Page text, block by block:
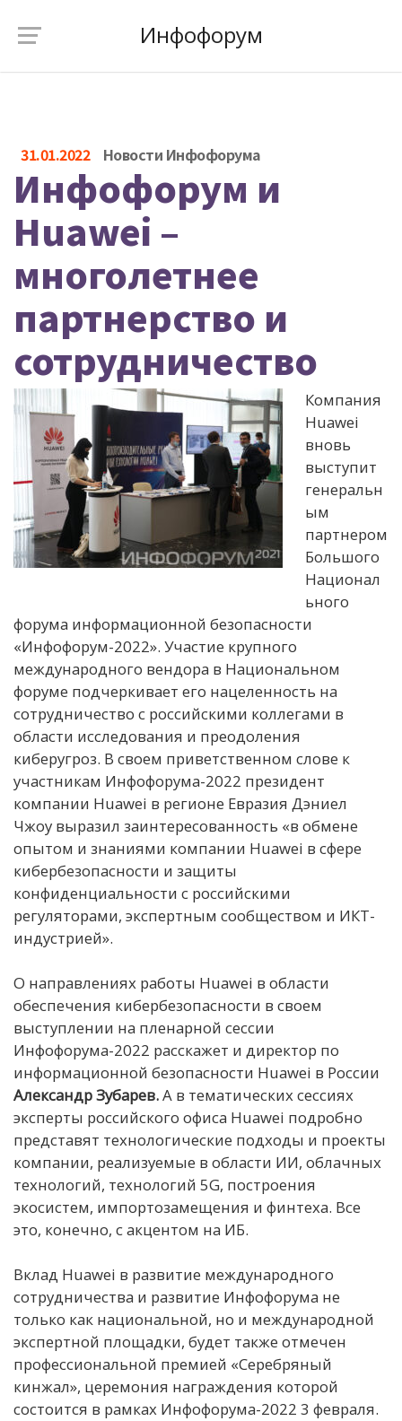
Инфофорум
31.01.2022 Новости Инфофорума
Инфофорум и
Huawei –
многолетнее
партнерство и
сотрудничество
Компания
Huawei
вновь
выступит
генеральн
ым
партнером
Большого
Национал
ьного
форума информационной безопасности
«Инфофорум-2022». Участие крупного
международного вендора в Национальном
форуме подчеркивает его нацеленность на
сотрудничество с российскими коллегами в
области исследования и преодоления
киберугроз. В своем приветственном слове к
участникам Инфофорума-2022 президент
компании Huawei в регионе Евразия Дэниел
Чжоу выразил заинтересованность «в обмене
опытом и знаниями компании Huawei в сфере
кибербезопасности и защиты
конфиденциальности с российскими
регуляторами, экспертным сообществом и ИКТ-
индустрией».
О направлениях работы Huawei в области
обеспечения кибербезопасности в своем
выступлении на пленарной сессии
Инфофорума-2022 расскажет и директор по
информационной безопасности Huawei в России
Александр Зубарев.А в тематических сессиях
эксперты российского офиса Huawei подробно
представят технологические подходы и проекты
компании, реализуемые в области ИИ, облачных
технологий, технологий 5G, построения
экосистем, импортозамещения и финтеха. Все
это, конечно, с акцентом на ИБ.
Вклад Huawei в развитие международного
сотрудничества и развитие Инфофорума не
только как национальной, но и международной
экспертной площадки, будет также отмечен
профессиональной премией «Серебряный
кинжал», церемония награждения которой
состоится в рамках Инфофорума-2022 3 февраля.